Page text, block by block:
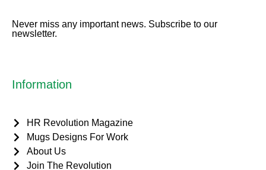
Never miss any important news. Subscribe to our
newsletter.
Information
HR Revolution Magazine
Mugs Designs For Work
About Us
Join The Revolution